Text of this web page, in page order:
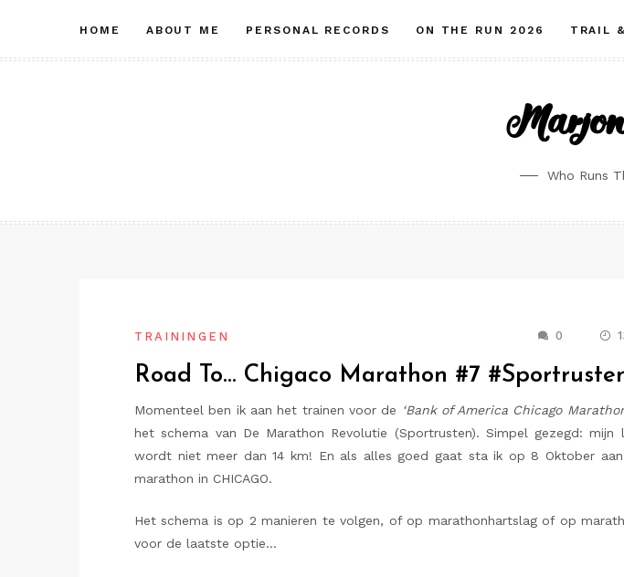
content
HOME ABOUT ME PERSONAL RECORDS ON THE RUN 2026 TRAIL
Who Runs
TRAININGEN 0
Road To… Chigaco Marathon #7
Momenteel ben ik aan het trainen voor de ‘Bank of America Chicago
het schema van De Marathon Revolutie (Sportrusten). Simpel gezegd: mijn
wordt niet meer dan 14 km! En als alles goed gaat sta ik op 8 Oktober
marathon in CHICAGO.
Het schema is op 2 manieren te volgen, of op marathonhartslag of op
voor de laatste optie…